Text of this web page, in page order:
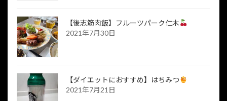
【後志筋肉飯】フルーツパーク仁木
2021年7月30日
【ダイエットにおすすめ】はちみつ
2021年7月21日